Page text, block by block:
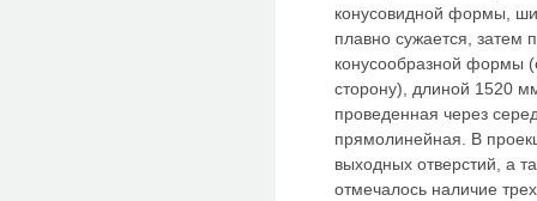
конусовидной формы,
плавно сужается, затем
конусообразной формы
сторону), длиной 1520
проведенная через
прямолинейная. В
выходных отверстий, а
отмечалось наличие